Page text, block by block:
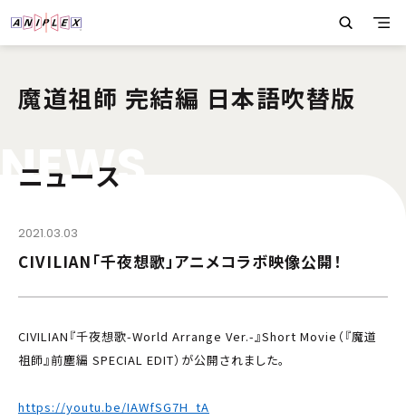
魔道祖師 完結編 日本語吹替版
NEWS
ニュース
2021.03.03
CIVILIAN「千夜想歌」アニメコラボ映像公開！
CIVILIAN『千夜想歌-World Arrange Ver.-』Short Movie（『魔道
祖師』前塵編 SPECIAL EDIT）が公開されました。
https://youtu.be/IAWfSG7H_tA